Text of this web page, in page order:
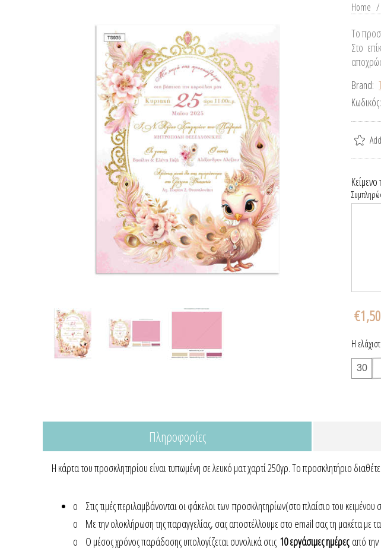
Home /
Το
Στο
Brand:
Κωδικός:
€1,50
Η
Πληροφορίες
Η κάρτα του προσκλητηρίου είναι τυπωμένη σε λευκό ματ χαρτί 250γρ. Το προσκλητήριο
o Στις τιμές περιλαμβάνονται οι φάκελοι των προσκλητηρίων(στο πλαίσιο του
o Με την ολοκλήρωση της παραγγελίας, σας αποστέλλουμε στο email σας τη μακέτα με τα
o Ο μέσος χρόνος παράδοσης υπολογίζεται συνολικά στις 10 εργάσιμες ημέρες από την